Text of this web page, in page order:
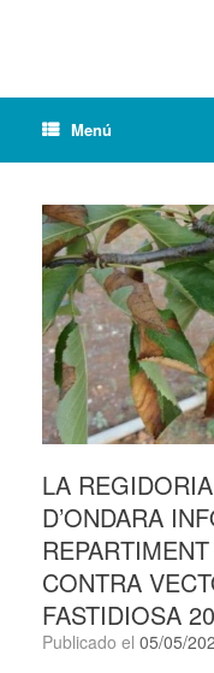
Menú
LA
D’ONDARA
CONTRA
FASTIDIOSA
Publicado el 05/05/